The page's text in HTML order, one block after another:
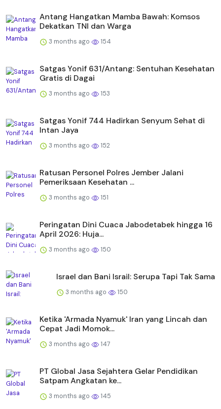
Antang Hangatkan Mamba Bawah: Komsos
Dekatkan TNI dan Warga
3 months ago 154
Satgas Yonif 631/Antang: Sentuhan Kesehatan
Gratis di Dagai
3 months ago 153
Satgas Yonif 744 Hadirkan Senyum Sehat di
Intan Jaya
3 months ago 152
Ratusan Personel Polres Jember Jalani
Pemeriksaan Kesehatan ...
3 months ago 151
Peringatan Dini Cuaca Jabodetabek hingga 16
April 2026: Huja...
3 months ago 150
Israel dan Bani Israil: Serupa Tapi Tak Sama
3 months ago 150
Ketika 'Armada Nyamuk' Iran yang Lincah dan
Cepat Jadi Momok...
3 months ago 147
PT Global Jasa Sejahtera Gelar Pendidikan
Satpam Angkatan ke...
3 months ago 145